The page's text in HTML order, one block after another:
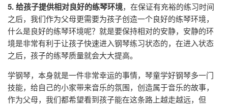
5. 给孩子提供相对良好的练琴环境，在保证有充裕的练习时间
之后，我们作为父母更需要为孩子创造一个良好的练琴环境，
什么是良好的练琴环境呢？就是要保持相对的安静，安静的环
境是非常有利于让孩子快速进入钢琴练习状态的，在进入状态
之后，孩子的练琴质量就会大大提高。
学钢琴，本身就是一件非常幸运的事情，琴童学好钢琴多一门
技能，给自己的小家带来音乐的氛围，创造属于音乐的故事，
作为父母，我们都希望看到孩子能在这条路上越走越远，但